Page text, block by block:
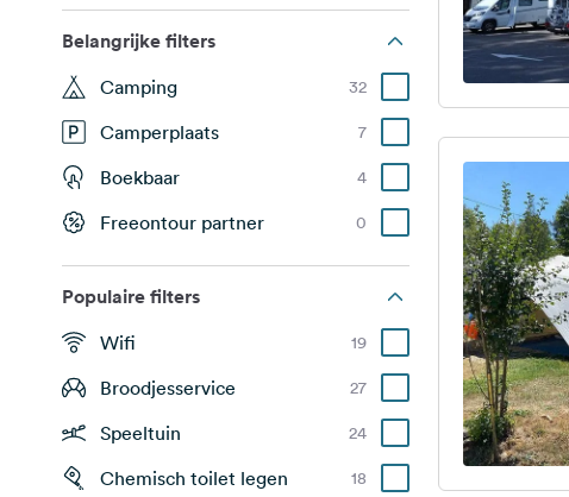
Belangrijke filters
Camping 32
Camperplaats 7
Boekbaar 4
Freeontour partner 0
Populaire filters
Wifi 19
Broodjesservice 27
Speeltuin 24
Chemisch toilet legen 18